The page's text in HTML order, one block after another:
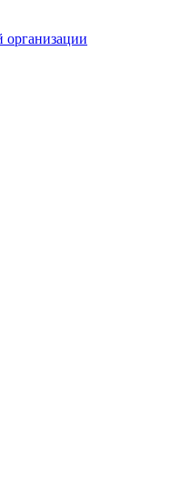
организации